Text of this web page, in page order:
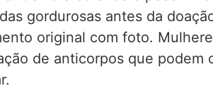
gordurosas antes da
original com foto.
de anticorpos que podem